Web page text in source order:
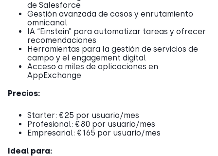
de Salesforce
Gestión avanzada de casos y enrutamiento
omnicanal
IA “Einstein” para automatizar tareas y ofrecer
recomendaciones
Herramientas para la gestión de servicios de
campo y el engagement digital
Acceso a miles de aplicaciones en
AppExchange
Precios:
Starter: €25 por usuario/mes
Profesional: €80 por usuario/mes
Empresarial: €165 por usuario/mes
Ideal para: